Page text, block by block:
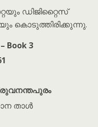
ഡിജിറ്റൈസ്
കൊടുത്തിരിക്കുന്നു.
Book 3
താൾ